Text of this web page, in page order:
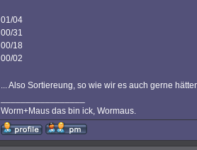
01/04
00/31
00/18
00/02
... Also Sortiereung, so wie wir es auch gerne
Worm+Maus das bin ick, Wormaus.